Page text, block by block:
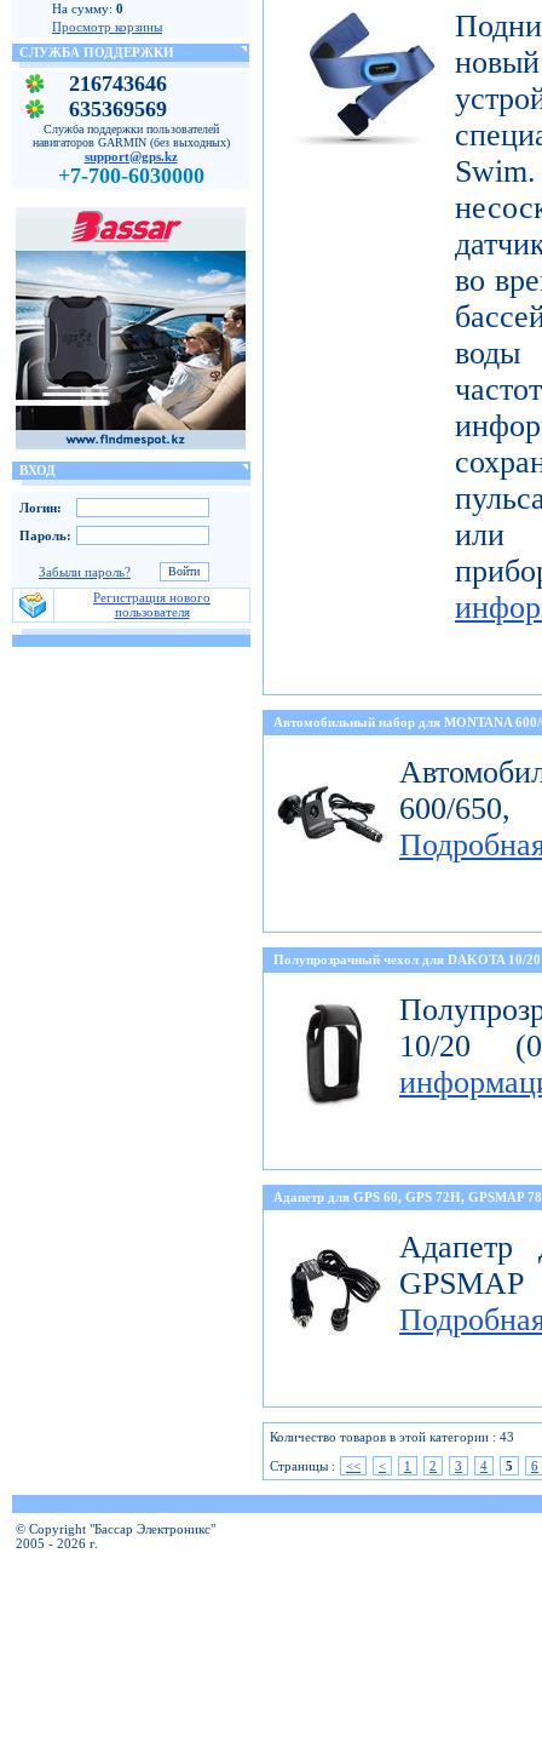
На сумму: 0
Просмотр корзины
СЛУЖБА ПОДДЕРЖКИ
216743646
635369569
Служба поддержки пользователей
навигаторов GARMIN (без выходных)
support@gps.kz
+7-700-6030000
ВХОД
Логин:
Пароль:
Забыли пароль?
Регистрация нового
пользователя
во
воды
или
Автомобильный набор для MONTANA
600/650,
Полупрозрачный чехол для DAKOTA 10/20
10/20
Адапетр для GPS 60, GPS 72H, GPSMAP
Количество товаров в этой категории : 43
Страницы :
<< < 1 2 3 4 5 6
© Copyright "Бассар Электроникс"
2005 - 2026 г.